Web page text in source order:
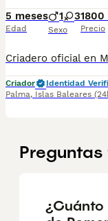
5 meses
Edad
1 3
Sexo
1800
Precio
Criador
Identidad
Palma, Islas Baleares